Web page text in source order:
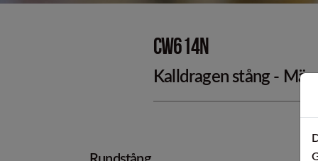
CW614N
Kalldragen stång -